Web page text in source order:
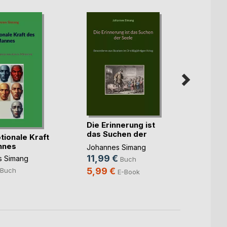
Kraft
Simang
Buch
Die Erinnerung ist
das Suchen der
Seele
Johannes Simang
11,99 € Buch
5,99 € E-Book